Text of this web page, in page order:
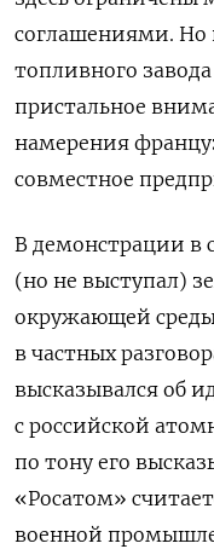
соглашениями. Но
топливного
пристальное
намерения
совместное
В демонстрации в
(но не выступал)
окружающей
в частных
высказывался об
с российской
по тону его
«Росатом»
военной